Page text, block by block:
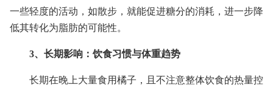
一些轻度的活动，如散步，就能促进糖分的消耗，进一步降
低其转化为脂肪的可能性。
3、长期影响：饮食习惯与体重趋势
长期在晚上大量食用橘子，且不注意整体饮食的热量控